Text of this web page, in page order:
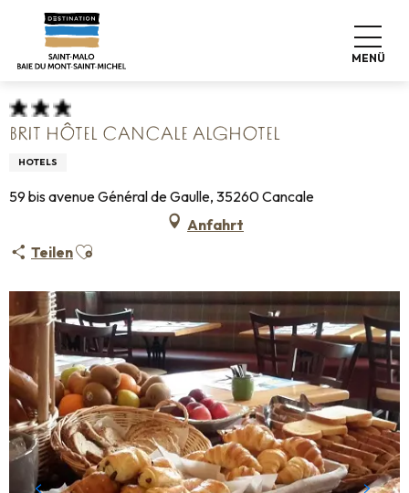
contenu
MENÜ
Startseite
Hotels
Brit Hôtel Cancale Alghotel
BRIT HÔTEL CANCALE ALGHOTEL
HOTELS
59 bis avenue Général de Gaulle, 35260 Cancale
Anfahrt
TeilenAjouter aux favoris